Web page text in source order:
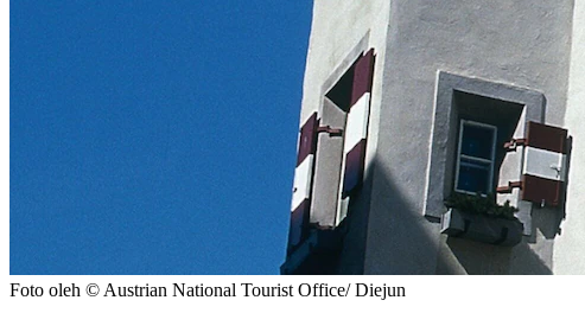
Foto oleh © Austrian National Tourist Office/ Diejun